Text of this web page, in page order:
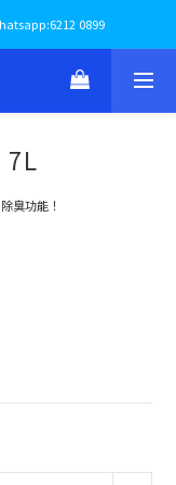
0899
7L
臭功能！